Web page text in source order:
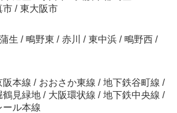
市 / 東大阪市
蒲生 / 鴫野東 / 赤川 / 東中浜 / 鴫野西 /
阪本線 / おおさか東線 / 地下鉄谷町線 /
鶴見緑地 / 大阪環状線 / 地下鉄中央線 /
ール本線